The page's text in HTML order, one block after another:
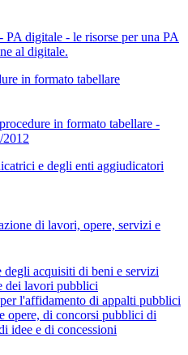
digitale - le risorse per una PA
al digitale.
in formato tabellare
in formato tabellare -
e degli enti aggiudicatori
di lavori, opere, servizi e
degli acquisiti di beni e servizi
dei lavori pubblici
l'affidamento di appalti pubblici
opere, di concorsi pubblici di
idee e di concessioni